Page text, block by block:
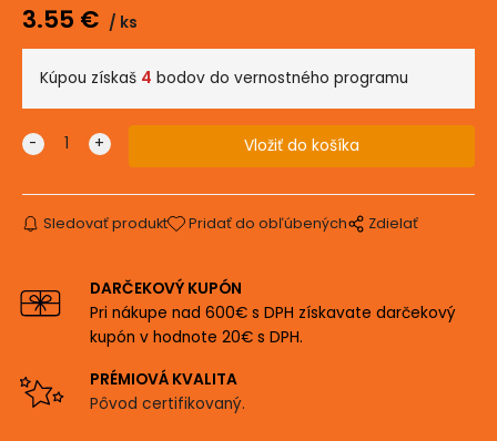
3.55 € ks
Kúpou získaš 4 bodov do vernostného programu
Sledovať produkt Pridať do obľúbených Zdielať
DARČEKOVÝ KUPÓN
Pri nákupe nad 600€ s DPH získavate darčekový
kupón v hodnote 20€ s DPH.
PRÉMIOVÁ KVALITA
Pôvod certifikovaný.